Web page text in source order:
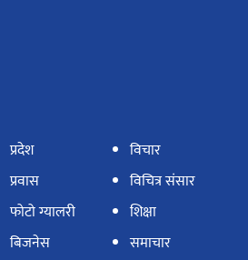
प्रदेश
प्रवास
फोटो ग्यालरी
बिजनेस
विचार
विचित्र संसार
शिक्षा
समाचार